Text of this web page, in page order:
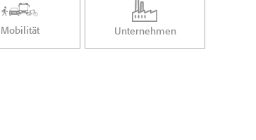
Mobilität Unternehmen